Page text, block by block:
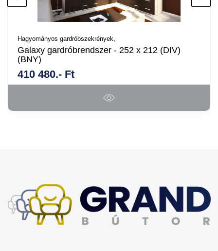
Hagyományos gardróbszekrények,
Galaxy gardróbrendszer - 252 x 212 (DIV)
(BNY)
410 480.- Ft